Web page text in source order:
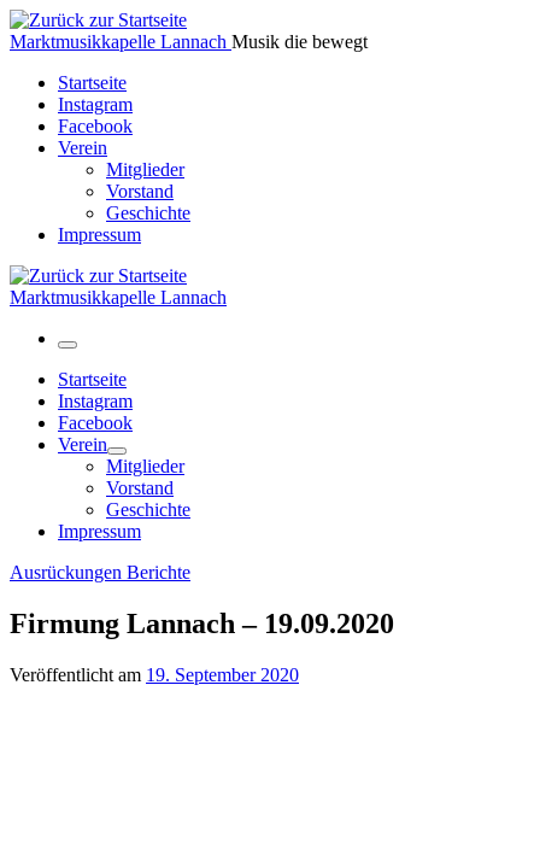
Zum
Inhalt
Marktmusikkapelle Lannach Musik die bewegt
Startseite
Instagram
Facebook
Verein
Mitglieder
Vorstand
Geschichte
Impressum
Marktmusikkapelle Lannach
Menü
Startseite
Instagram
Facebook
Verein
Mitglieder
Vorstand
Geschichte
Impressum
Ausrückungen Berichte
Firmung Lannach – 19.09.2020
Veröffentlicht am 19. September 2020